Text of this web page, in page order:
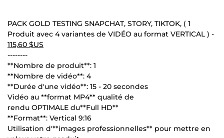
PACK GOLD TESTING SNAPCHAT, STORY, TIKTOK, ( 1
Produit avec 4 variantes de VIDÉO au format VERTICAL ) -
115,60 $US
--------
**Nombre de produit**: 1
**Nombre de vidéo**: 4
**Durée d'une vidéo**: 15 - 20 secondes
Vidéo au **format MP4** qualité de
rendu OPTIMALE du**Full HD**
**Format**: Vertical 9:16
Utilisation d'**images professionnelles** pour mettre en